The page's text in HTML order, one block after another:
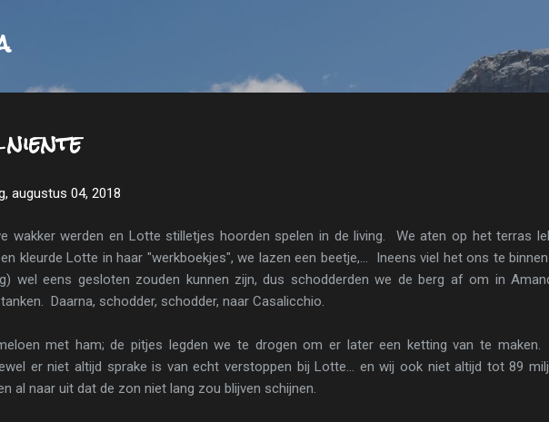
augustus 04, 2018
wakker werden en Lotte stilletjes hoorden spelen in de living. We aten op het terras
kleurde Lotte in haar "werkboekjes", we lazen een beetje,... Ineens viel het ons te
wel eens gesloten zouden kunnen zijn, dus schodderden we de berg af om in
Daarna, schodder, schodder, naar Casalicchio.
met ham; de pitjes legden we te drogen om er later een ketting van te maken.
er niet altijd sprake is van echt verstoppen bij Lotte... en wij ook niet altijd tot 89
al naar uit dat de zon niet lang zou blijven schijnen.